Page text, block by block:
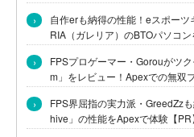
›
自作erも納得の性能！eスポー
RIA（ガレリア）のBTOパソコン
›
FPSプロゲーマー・Gorouがツ
m」をレビュー！Apexでの無双
›
FPS界屈指の実力派・GreedZz
hive」の性能をApexで体験【PR